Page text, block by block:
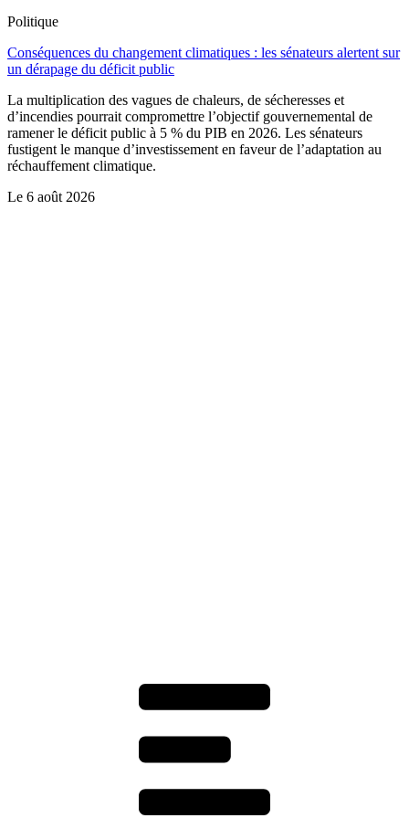
Politique
Conséquences du changement climatiques : les sénateurs alertent sur
un dérapage du déficit public
La multiplication des vagues de chaleurs, de sécheresses et
d’incendies pourrait compromettre l’objectif gouvernemental de
ramener le déficit public à 5 % du PIB en 2026. Les sénateurs
fustigent le manque d’investissement en faveur de l’adaptation au
réchauffement climatique.
Le 6 août 2026